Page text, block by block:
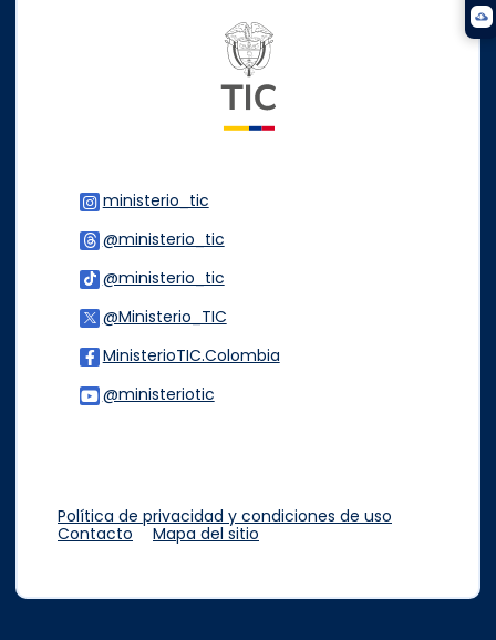
ministerio_tic
@ministerio_tic
@ministerio_tic
@Ministerio_TIC
MinisterioTIC.Colombia
@ministeriotic
Política de privacidad y condiciones de uso
Contacto
Mapa del sitio